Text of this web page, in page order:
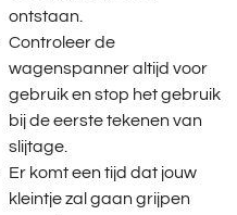
ontstaan.
Controleer de
wagenspanner altijd voor
gebruik en stop het gebruik
bij de eerste tekenen van
slijtage.
Er komt een tijd dat jouw
kleintje zal gaan grijpen